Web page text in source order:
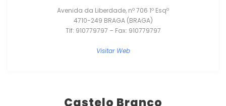
Avenida da Liberdade, nº 706 1º Esqº
4710-249 BRAGA (BRAGA)
Tlf: 910779797 – Fax: 910779797
Visitar Web
Castelo Branco